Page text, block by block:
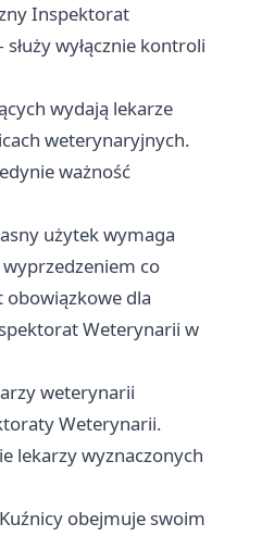
Inspektorat
wyłącznie kontroli
wydają lekarze
weterynaryjnych.
ważność
użytek wymaga
co
obowiązkowe dla
Weterynarii w
weterynarii
Weterynarii.
lekarzy wyznaczonych
obejmuje swoim